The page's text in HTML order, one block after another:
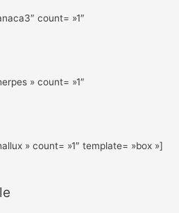
count= »1″
» count= »1″
» count= »1″ template= »box »]